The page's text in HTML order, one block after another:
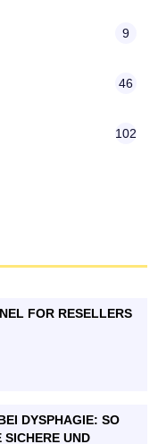
9
46
102
FOR RESELLERS
DYSPHAGIE: SO
SICHERE UND